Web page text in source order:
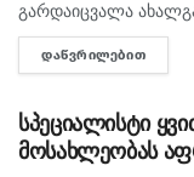
გარდაიცვალა
რომელიც თავისი
სიყვარულით
ᲓᲐᲬᲕᲠᲘᲚᲔᲑᲘᲗ
სპეციალისტი
მოსახლეობას